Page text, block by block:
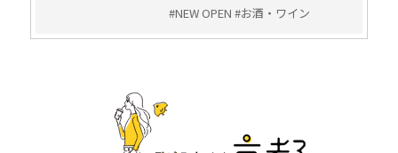
#NEW OPEN #お酒・ワイン